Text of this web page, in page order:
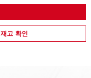
재고 확인